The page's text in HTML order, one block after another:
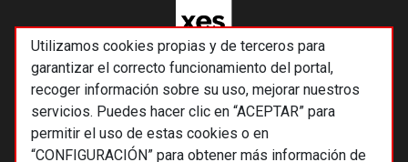
Utilizamos cookies propias y de terceros para
garantizar el correcto funcionamiento del portal,
recoger información sobre su uso, mejorar nuestros
servicios. Puedes hacer clic en “ACEPTAR” para
permitir el uso de estas cookies o en
“CONFIGURACIÓN” para obtener más información de